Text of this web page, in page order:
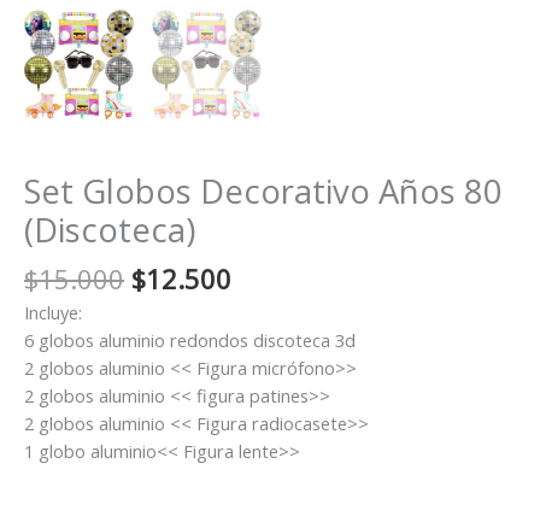
Set Globos Decorativo Años 80
(Discoteca)
$15.000 El
original
era:
$15.000.
$12.500
actual
es:
$12.500.
Incluye:
6 globos aluminio redondos discoteca 3d
2 globos aluminio << Figura micrófono>>
2 globos aluminio << figura patines>>
2 globos aluminio << Figura radiocasete>>
1 globo aluminio<< Figura lente>>